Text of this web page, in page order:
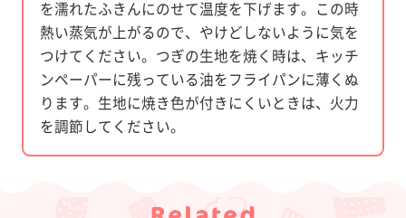
を濡れたふきんにのせて温度を下げます。この時
熱い蒸気が上がるので、やけどしないように気を
つけてください。つぎの生地を焼く時は、キッチ
ンペーパーに残っている油をフライパンに薄くぬ
ります。生地に焼き色が付きにくいときは、火力
を調節してください。